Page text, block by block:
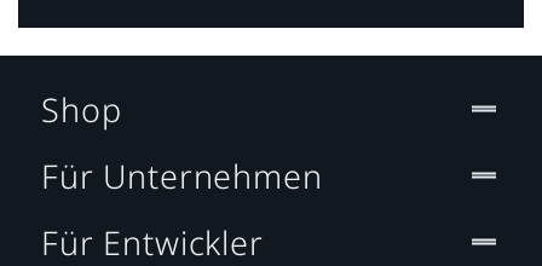
Shop
Für Unternehmen
Für Entwickler